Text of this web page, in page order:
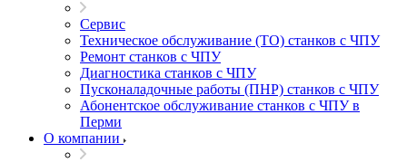
Сервис
Техническое обслуживание (ТО) станков с ЧПУ
Ремонт станков с ЧПУ
Диагностика станков с ЧПУ
Пусконаладочные работы (ПНР) станков с ЧПУ
Абонентское обслуживание станков с ЧПУ в
Перми
О компании